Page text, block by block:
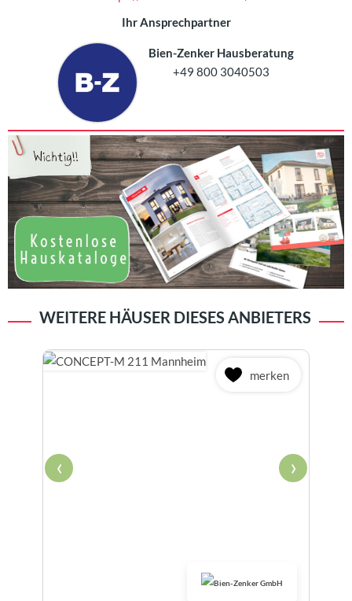
Ihr Ansprechpartner
Bien-Zenker Hausberatung
+49 800 3040503
WEITERE HÄUSER DIESES ANBIETERS
merken
‹ ›